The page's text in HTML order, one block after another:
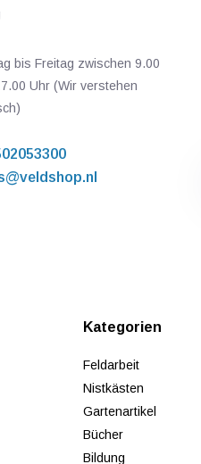
bis Freitag zwischen 9.00
Uhr (Wir verstehen
Kategorien
Feldarbeit
Nistkästen
Gartenartikel
Bücher
Bildung